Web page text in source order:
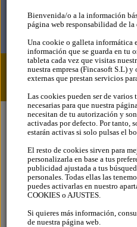
Blog Categoria
Bienvenida/o a la información
página web responsabilidad de
Una cookie o galleta informática
información que se guarda en tu
tableta cada vez que visitas
nuestra empresa (Fincasoft S.L) y
externas que prestan servicios
Las cookies pueden ser de
necesarias para que nuestra
necesitan de tu autorización y
activadas por defecto. Por tanto,
estarán activas si solo pulsas el
El resto de cookies sirven para
personalizarla en base a tus
publicidad ajustada a tus
personales. Todas ellas las
puedes activarlas en nuestro
COOKIES o AJUSTES.
Si quieres más información,
de nuestra página web.